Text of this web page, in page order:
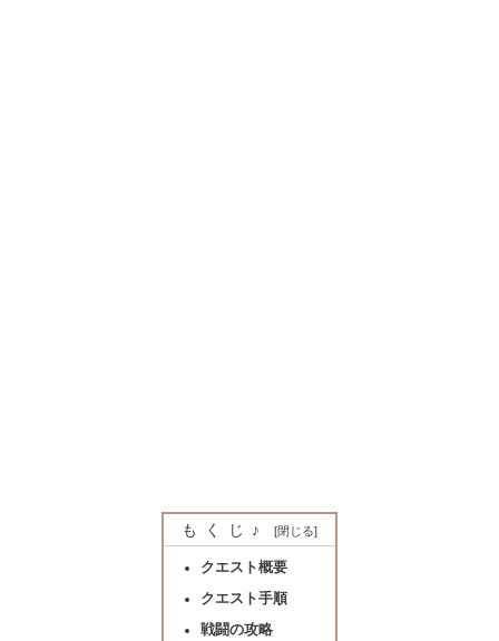
もくじ♪
クエスト概要
クエスト手順
戦闘の攻略